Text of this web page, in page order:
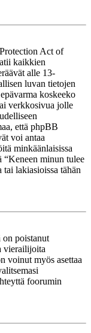
Act of
kaikkien
alle 13-
luvan tietojen
koskeeko
verkkosivua jolle
että phpBB
voi antaa
minkäänlaisissa
“Keneen minun tulee
tai lakiasioissa tähän
poistanut
vierailijoita
voinut myös asettaa
foorumin